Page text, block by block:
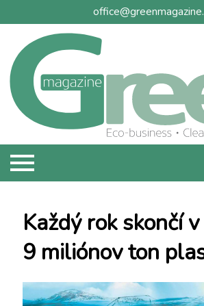
REPORTÁŽE
DISTRIBÚCIA
Každý rok skončí
9 miliónov ton